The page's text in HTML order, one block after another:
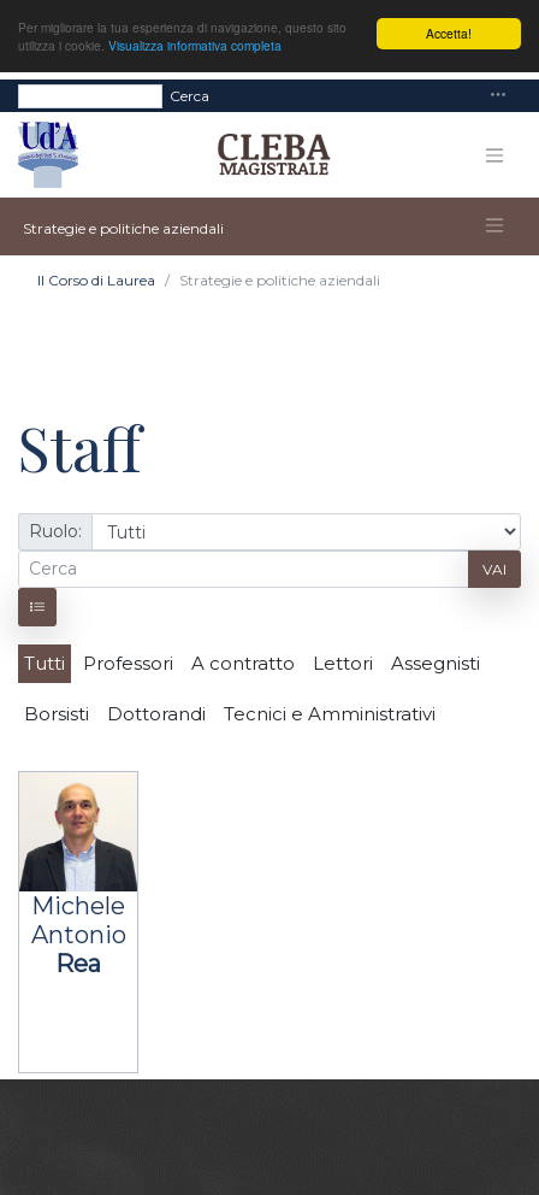
Accetta!
Per migliorare la tua esperienza di navigazione, questo sito
utilizza i cookie. Visualizza informativa completa
Cerca
Strategie e politiche aziendali
Il Corso di Laurea Strategie e politiche aziendali
Staff
Ruolo:
VAI
Tutti Professori A contratto Lettori Assegnisti
Borsisti Dottorandi Tecnici e Amministrativi
Michele
Antonio
Rea